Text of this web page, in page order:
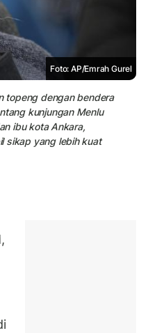
Foto: AP/Emrah Gurel
topeng dengan bendera
kunjungan Menlu
ibu kota Ankara,
sikap yang lebih kuat